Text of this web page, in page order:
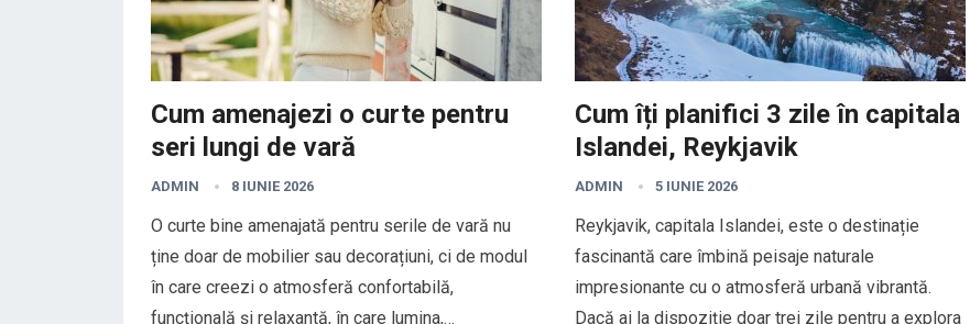
Cum amenajezi o curte pentru
seri lungi de vară
ADMIN 8 IUNIE 2026
O curte bine amenajată pentru serile de vară nu
ține doar de mobilier sau decorațiuni, ci de modul
în care creezi o atmosferă confortabilă,
funcțională și relaxantă, în care lumina,…
Cum îți planifici 3 zile în capitala
Islandei, Reykjavik
ADMIN 5 IUNIE 2026
Reykjavik, capitala Islandei, este o destinație
fascinantă care îmbină peisaje naturale
impresionante cu o atmosferă urbană vibrantă.
Dacă ai la dispoziție doar trei zile pentru a explora